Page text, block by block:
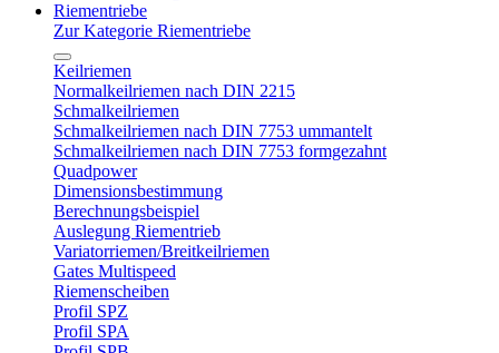
Riementriebe
Zur Kategorie Riementriebe
Keilriemen
Normalkeilriemen nach DIN 2215
Schmalkeilriemen
Schmalkeilriemen nach DIN 7753 ummantelt
Schmalkeilriemen nach DIN 7753 formgezahnt
Quadpower
Dimensionsbestimmung
Berechnungsbeispiel
Auslegung Riementrieb
Variatorriemen/Breitkeilriemen
Gates Multispeed
Riemenscheiben
Profil SPZ
Profil SPA